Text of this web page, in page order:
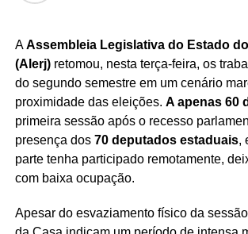
apresentado crescimento consistente no
impulsionado por consumidores
de vida mais saudáveis.Com a
a Danone busca atender à demanda
consolidar sua liderança em uma
ganha cada vez mais espaço nas
preferência dos brasileiros.
AAssembleia Legislativa do Estado
(Alerj)retomou, nesta terça-feira, os
do segundo semestre em um cenário
proximidade das eleições. A apenas 60
primeira sessão após o recesso
presença dos 70 deputados estaduais,
parte tenha participado remotamente,
com baixa ocupação.
Apesar do esvaziamento físico da